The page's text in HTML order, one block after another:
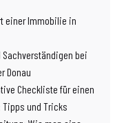
einer Immobilie in
Sachverständigen bei
Donau
Checkliste für einen
und Tricks